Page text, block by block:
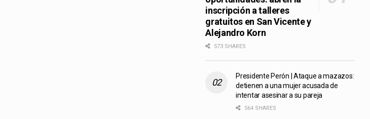
inscripción a talleres
gratuitos en San Vicente y
Alejandro Korn
573 SHARES
Presidente Perón | Ataque a mazazos:
detienen a una mujer acusada de
intentar asesinar a su pareja
564 SHARES